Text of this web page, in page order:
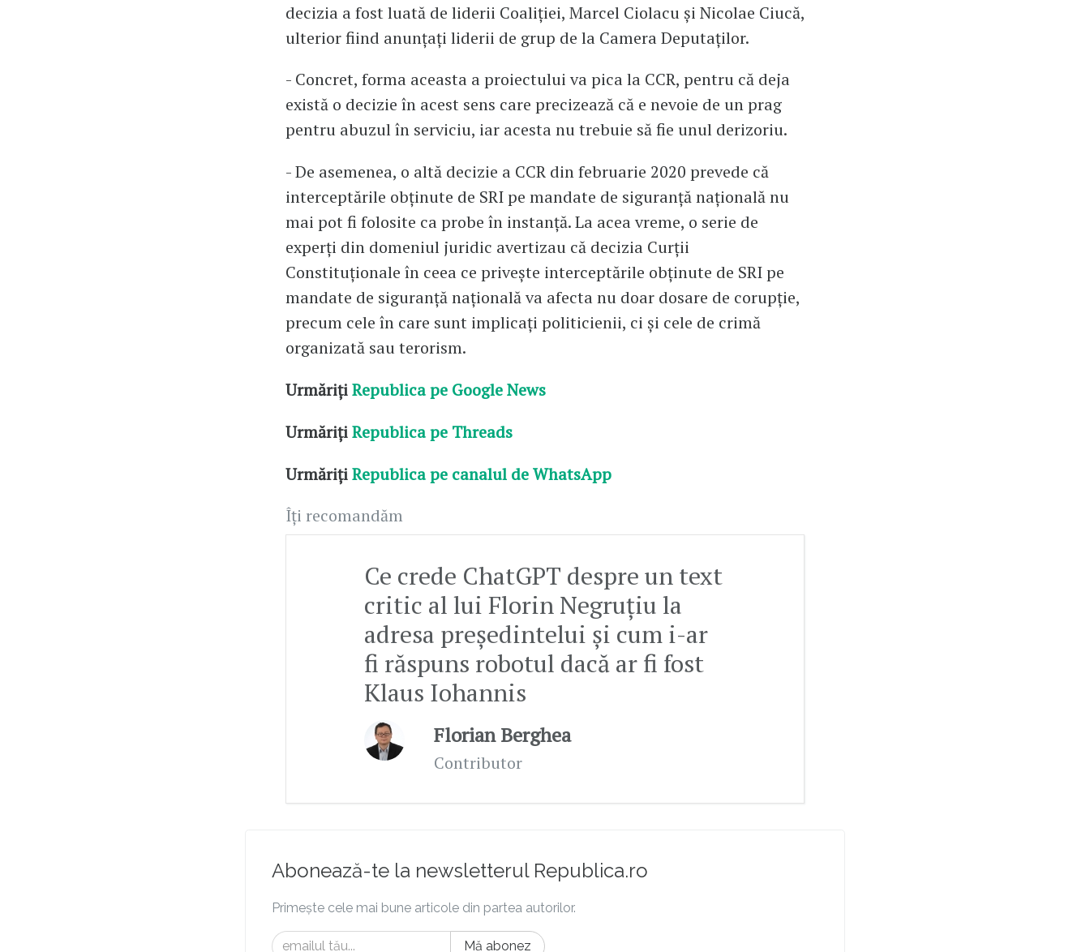
decizia a fost luată de liderii Coaliției, Marcel Ciolacu și Nicolae Ciucă,
ulterior fiind anunțați liderii de grup de la Camera Deputaților.
- Concret, forma aceasta a proiectului va pica la CCR, pentru că deja
există o decizie în acest sens care precizează că e nevoie de un prag
pentru abuzul în serviciu, iar acesta nu trebuie să fie unul derizoriu.
- De asemenea, o altă decizie a CCR din februarie 2020 prevede că
interceptările obținute de SRI pe mandate de siguranță națională nu
mai pot fi folosite ca probe în instanță. La acea vreme, o serie de
experți din domeniul juridic avertizau că decizia Curții
Constituționale în ceea ce privește interceptările obținute de SRI pe
mandate de siguranță națională va afecta nu doar dosare de corupție,
precum cele în care sunt implicați politicienii, ci și cele de crimă
organizată sau terorism.
UrmărițiRepublica pe Google News
UrmărițiRepublica pe Threads
UrmărițiRepublica pe canalul de WhatsApp
Îți recomandăm
Ce crede ChatGPT despre un text
critic al lui Florin Negruțiu la
adresa președintelui și cum i-ar
fi răspuns robotul dacă ar fi fost
Klaus Iohannis
Florian Berghea
Contributor
Abonează-te la newsletterul Republica.ro
Primește cele mai bune articole din partea autorilor.
Mă abonez